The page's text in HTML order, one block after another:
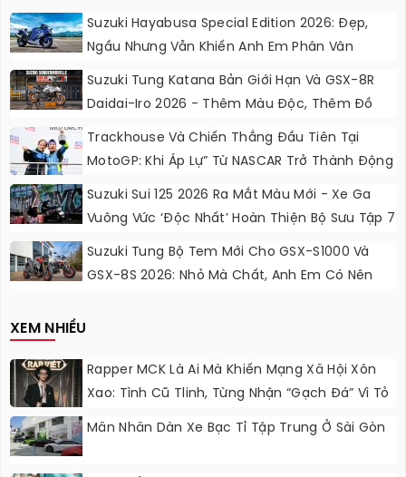
Suzuki Hayabusa Special Edition 2026: Đẹp,
Ngầu Nhưng Vẫn Khiến Anh Em Phân Vân
Suzuki Tung Katana Bản Giới Hạn Và GSX-8R
Daidai-Iro 2026 - Thêm Màu Độc, Thêm Đồ
Chơi, Thêm Cá Tính
Trackhouse Và Chiến Thắng Đầu Tiên Tại
MotoGP: Khi Áp Lự” Từ NASCAR Trở Thành Động
Lực Ngọt Ngào
Suzuki Sui 125 2026 Ra Mắt Màu Mới - Xe Ga
Vuông Vức ‘độc Nhất’ Hoàn Thiện Bộ Sưu Tập 7
Sắc Cầu Vồng
Suzuki Tung Bộ Tem Mới Cho GSX-S1000 Và
GSX-8S 2026: Nhỏ Mà Chất, Anh Em Có Nên
XEM NHIỀU
Rapper MCK Là Ai Mà Khiến Mạng Xã Hội Xôn
Xao: Tình Cũ Tlinh, Từng Nhận “gạch Đá” Vì Tỏ
Thái Độ Với Trường Giang
Mãn Nhãn Dàn Xe Bạc Tỉ Tập Trung Ở Sài Gòn